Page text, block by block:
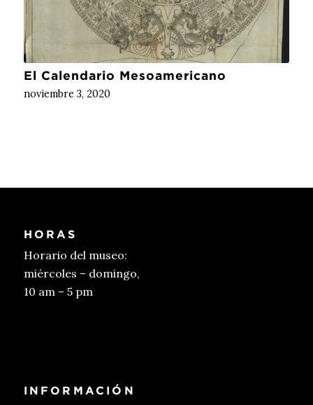
El Calendario Mesoamericano
noviembre 3, 2020
HORAS
Horario del museo:
miércoles – domingo,
10 am – 5 pm
INFORMACIÓN